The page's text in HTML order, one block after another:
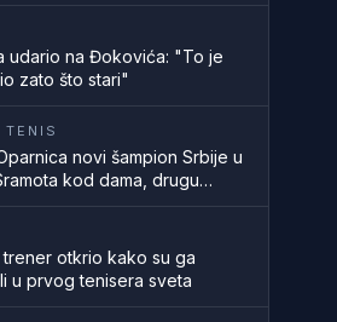
udario na Đokovića: "To je
zato što stari"
TENIS
novi šampion Srbije u
kod dama, drugu
otkrio kako su ga
u prvog tenisera sveta